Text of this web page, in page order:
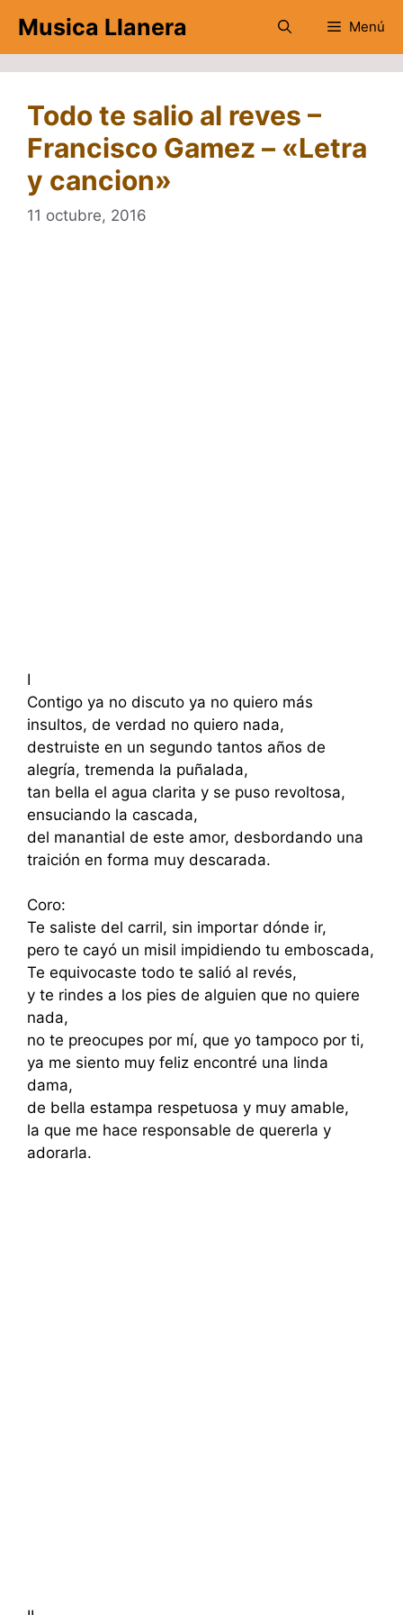
contenido
Musica Llanera Menú
Todo te salio al reves –
Francisco Gamez – «Letra
y cancion»
11 octubre, 2016
I
Contigo ya no discuto ya no quiero más
insultos, de verdad no quiero nada,
destruiste en un segundo tantos años de
alegría, tremenda la puñalada,
tan bella el agua clarita y se puso revoltosa,
ensuciando la cascada,
del manantial de este amor, desbordando una
traición en forma muy descarada.
Coro:
Te saliste del carril, sin importar dónde ir,
pero te cayó un misil impidiendo tu emboscada,
Te equivocaste todo te salió al revés,
y te rindes a los pies de alguien que no quiere
nada,
no te preocupes por mí, que yo tampoco por ti,
ya me siento muy feliz encontré una linda
dama,
de bella estampa respetuosa y muy amable,
la que me hace responsable de quererla y
adorarla.